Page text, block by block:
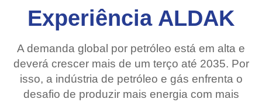
Experiência ALDAK
A demanda global por petróleo está em alta e
deverá crescer mais de um terço até 2035. Por
isso, a indústria de petróleo e gás enfrenta o
desafio de produzir mais energia com mais